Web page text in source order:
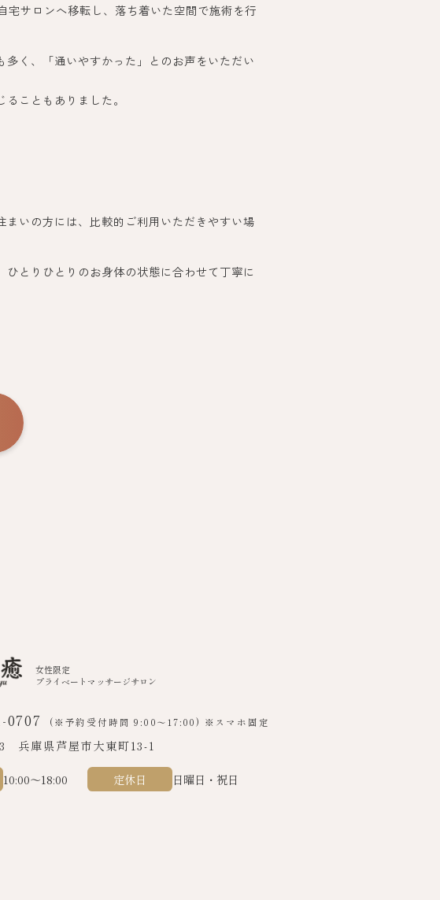
宅サロンへ移転し、落ち着いた空間で施術を行
く、「通いやすかった」とのお声をいただい
こともありました。
いの方には、比較的ご利用いただきやすい場
とりひとりのお身体の状態に合わせて丁寧に
女性限定
プライベートマッサージサロン
0707 (※予約受付時間 9:00～17:00) ※スマホ固定
兵庫県芦屋市大東町13-1
10:00～18:00 定休日 日曜日・祝日